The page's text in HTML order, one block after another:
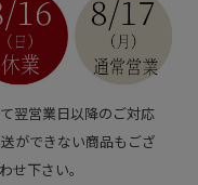
翌営業日以降のご対応
ができない商品もござ
せ下さい。